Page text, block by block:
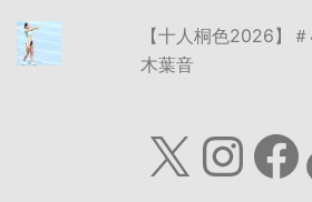
【十人桐色2026】
木葉音
X